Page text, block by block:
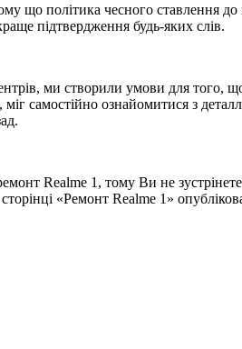
що політика чесного ставлення до
підтвердження будь-яких слів.
ми створили умови для того,
самостійно ознайомитися з
Realme 1, тому Ви не зустрінете
«Ремонт Realme 1»